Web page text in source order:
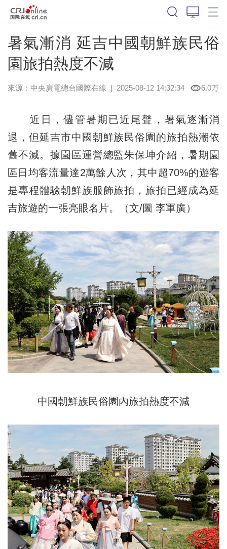
暑氣漸消 延吉中國朝鮮族民俗
園旅拍熱度不減
來源：中央廣電總台國際在線 | 2025-08-12 14:32:34 6.0万
近日，儘管暑期已近尾聲，暑氣逐漸消
退，但延吉市中國朝鮮族民俗園的旅拍熱潮依
舊不減。據園區運營總監朱保坤介紹，暑期園
區日均客流量達2萬餘人次，其中超70%的遊客
是專程體驗朝鮮族服飾旅拍，旅拍已經成為延
吉旅遊的一張亮眼名片。（文/圖 李軍廣）
中國朝鮮族民俗園內旅拍熱度不減